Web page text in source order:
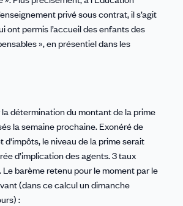
privé sous contrat, il s’agit
ont permis l’accueil des enfants des
», en présentiel dans les
détermination du montant de la prime
la semaine prochaine. Exonéré de
d'impôts, le niveau de la prime serait
d’implication des agents. 3 taux
barème retenu pour le moment par le
(dans ce calcul un dimanche
: